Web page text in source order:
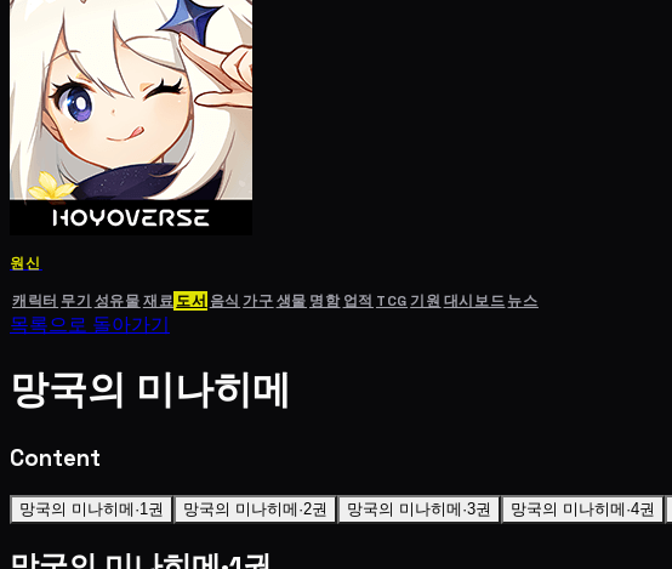
원신
캐릭터 무기 성유물재료도서 음식 가구생물 명함 업적 TCG기원 대시보드뉴스
목록으로 돌아가기
망국의 미나히메
Content
망국의 미나히메·1권 망국의 미나히메·2권 망국의 미나히메·3권 망국의 미나히메·4권